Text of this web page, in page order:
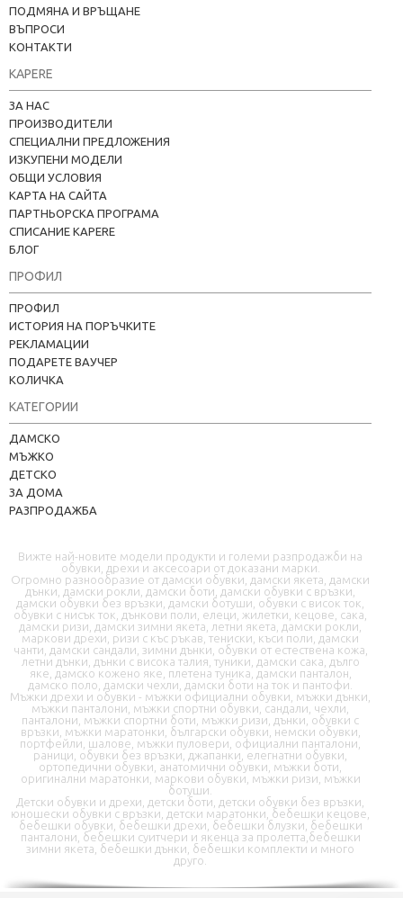
ПОДМЯНА И ВРЪЩАНЕ
ВЪПРОСИ
КОНТАКТИ
KAPERE
ЗА НАС
ПРОИЗВОДИТЕЛИ
СПЕЦИАЛНИ ПРЕДЛОЖЕНИЯ
ИЗКУПЕНИ МОДЕЛИ
ОБЩИ УСЛОВИЯ
КАРТА НА САЙТА
ПАРТНЬОРСКА ПРОГРАМА
СПИСАНИЕ KAPERE
БЛОГ
ПРОФИЛ
ПРОФИЛ
ИСТОРИЯ НА ПОРЪЧКИТЕ
РЕКЛАМАЦИИ
ПОДАРЕТЕ ВАУЧЕР
КОЛИЧКА
КАТЕГОРИИ
ДАМСКО
МЪЖКО
ДЕТСКО
ЗА ДОМА
РАЗПРОДАЖБА
Вижте най-новите модели продукти и големи разпродажби на
обувки, дрехи и аксесоари от доказани марки.
Огромно разнообразие от дамски обувки, дамски якета, дамски
дънки, дамски рокли, дамски боти, дамски обувки с връзки,
дамски обувки без връзки, дамски ботуши, обувки с висок ток,
обувки с нисък ток, дънкови поли, елеци, жилетки, кецове, сака,
дамски ризи, дамски зимни якета, летни якета, дамски рокли,
маркови дрехи, ризи с къс ръкав, тениски, къси поли, дамски
чанти, дамски сандали, зимни дънки, обувки от естествена кожа,
летни дънки, дънки с висока талия, туники, дамски сака, дълго
яке, дамско кожено яке, плетена туника, дамски панталон,
дамско поло, дамски чехли, дамски боти на ток и пантофи.
Мъжки дрехи и обувки - мъжки официални обувки, мъжки дънки,
мъжки панталони, мъжки спортни обувки, сандали, чехли,
панталони, мъжки спортни боти, мъжки ризи, дънки, обувки с
връзки, мъжки маратонки, български обувки, немски обувки,
портфейли, шалове, мъжки пуловери, официални панталони,
раници, обувки без връзки, джапанки, елегнатни обувки,
ортопедични обувки, анатомични обувки, мъжки боти,
оригинални маратонки, маркови обувки, мъжки ризи, мъжки
ботуши.
Детски обувки и дрехи, детски боти, детски обувки без връзки,
юношески обувки с връзки, детски маратонки, бебешки кецове,
бебешки обувки, бебешки дрехи, бебешки блузки, бебешки
панталони, бебешки суитчери и якенца за пролетта,бебешки
зимни якета, бебешки дънки, бебешки комплекти и много
друго.
Kapere.com
📦 Информация за доставка
🔄 Подмяна и връщания
❓ Въпроси и отговори
✉️ Контактна форма